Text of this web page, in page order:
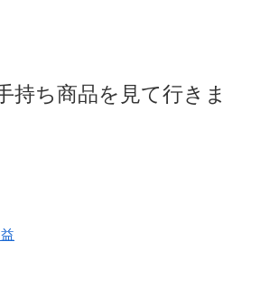
持ち商品を見て行きま